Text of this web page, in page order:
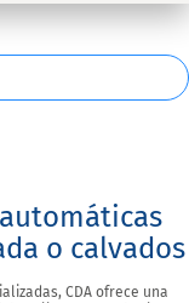
o calvados
CDA ofrece una